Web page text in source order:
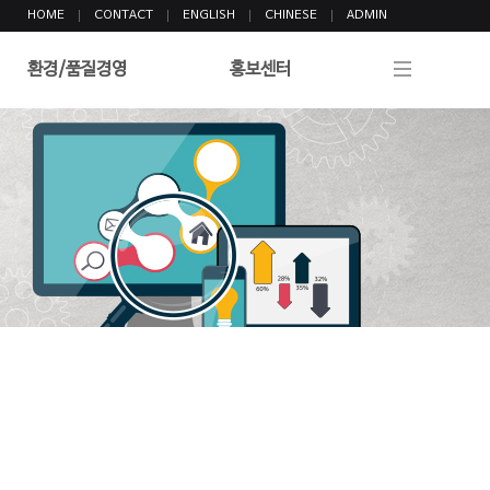
HOME CONTACT ENGLISH CHINESE ADMIN
환경/품질경영 홍보센터